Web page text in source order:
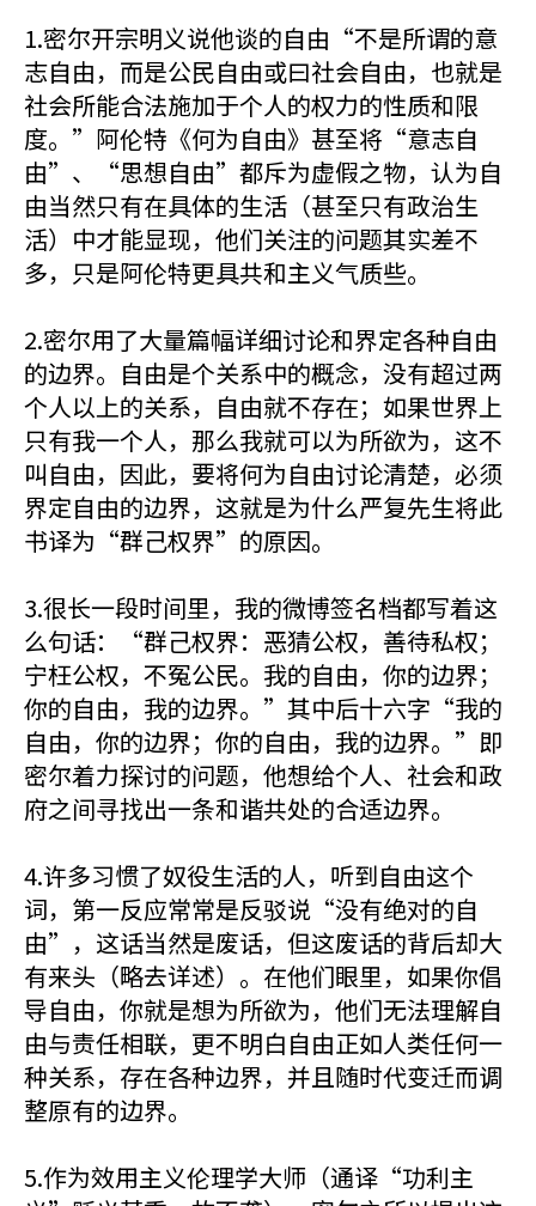
1.密尔开宗明义说他谈的自由“不是所谓的意
志自由，而是公民自由或曰社会自由，也就是
社会所能合法施加于个人的权力的性质和限
度。”阿伦特《何为自由》甚至将“意志自
由”、“思想自由”都斥为虚假之物，认为自
由当然只有在具体的生活（甚至只有政治生
活）中才能显现，他们关注的问题其实差不
多，只是阿伦特更具共和主义气质些。
2.密尔用了大量篇幅详细讨论和界定各种自由
的边界。自由是个关系中的概念，没有超过两
个人以上的关系，自由就不存在；如果世界上
只有我一个人，那么我就可以为所欲为，这不
叫自由，因此，要将何为自由讨论清楚，必须
界定自由的边界，这就是为什么严复先生将此
书译为“群己权界”的原因。
3.很长一段时间里，我的微博签名档都写着这
么句话：“群己权界：恶猜公权，善待私权；
宁枉公权，不冤公民。我的自由，你的边界；
你的自由，我的边界。”其中后十六字“我的
自由，你的边界；你的自由，我的边界。”即
密尔着力探讨的问题，他想给个人、社会和政
府之间寻找出一条和谐共处的合适边界。
4.许多习惯了奴役生活的人，听到自由这个
词，第一反应常常是反驳说“没有绝对的自
由”，这话当然是废话，但这废话的背后却大
有来头（略去详述）。在他们眼里，如果你倡
导自由，你就是想为所欲为，他们无法理解自
由与责任相联，更不明白自由正如人类任何一
种关系，存在各种边界，并且随时代变迁而调
整原有的边界。
5.作为效用主义伦理学大师（通译“功利主